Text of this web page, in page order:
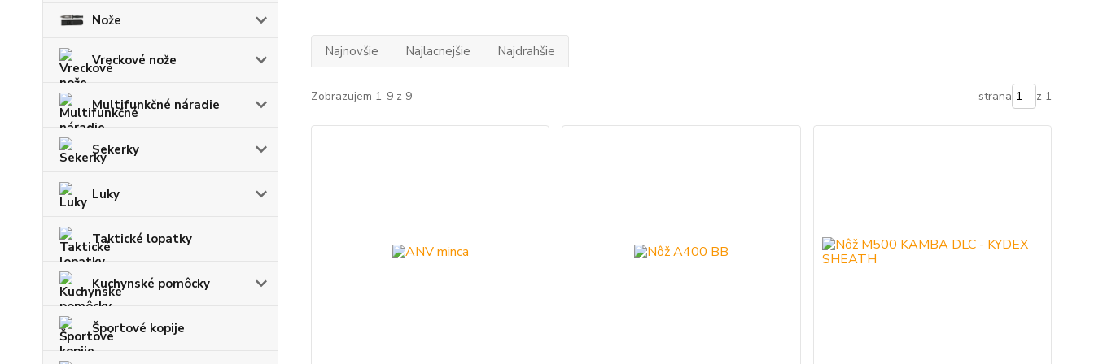
Nože
Vreckové nože
Multifunkčné náradie
Sekerky
Luky
Taktické lopatky
Kuchynské pomôcky
Športové kopije
Najnovšie Najlacnejšie Najdrahšie
Zobrazujem 1-9 z 9 strana z 1